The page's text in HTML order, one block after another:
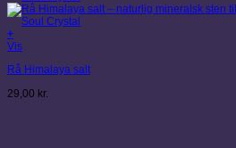
+
Dette
har
varianter.
Vis
Rå Himalaya salt
29,00 kr.